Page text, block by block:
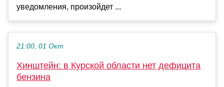
уведомления, произойдет ...
21:00, 01 Окт
Хинштейн: в Курской области нет дефицита
бензина